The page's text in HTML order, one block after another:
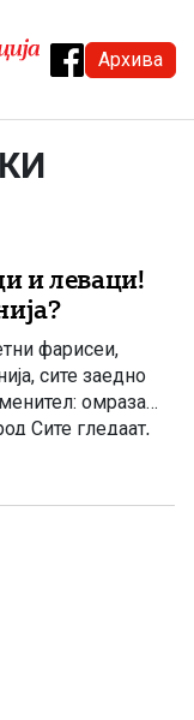
Архива
и леваци!
фарисеи,
сите заедно
омраза
Сите гледаат,
добро, вие
нив барате